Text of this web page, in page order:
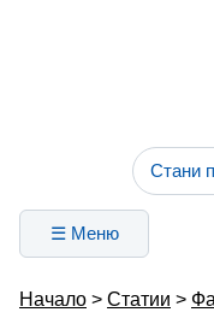
Стани
☰ Меню
Начало > Статии >